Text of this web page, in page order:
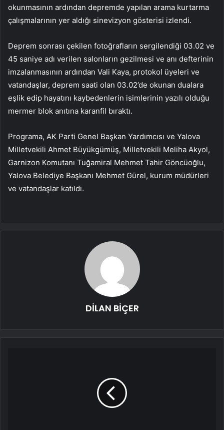
okunmasının ardından depremde yapılan arama kurtarma
çalışmalarının yer aldığı sinevizyon gösterisi izlendi.
Deprem sonrası çekilen fotoğrafların sergilendiği 03.02 ve
45 saniye adı verilen salonların gezilmesi ve anı defterinin
imzalanmasının ardından Vali Kaya, protokol üyeleri ve
vatandaşlar, deprem saati olan 03.02’de okunan dualara
eşlik edip hayatını kaybedenlerin isimlerinin yazılı olduğu
mermer blok anıtına karanfil bıraktı.
Programa, AK Parti Genel Başkan Yardımcısı ve Yalova
Milletvekili Ahmet Büyükgümüş, Milletvekili Meliha Akyol,
Garnizon Komutanı Tuğamiral Mehmet Tahir Göncüoğlu,
Yalova Belediye Başkanı Mehmet Gürel, kurum müdürleri
ve vatandaşlar katıldı.
DİLAN BİÇER